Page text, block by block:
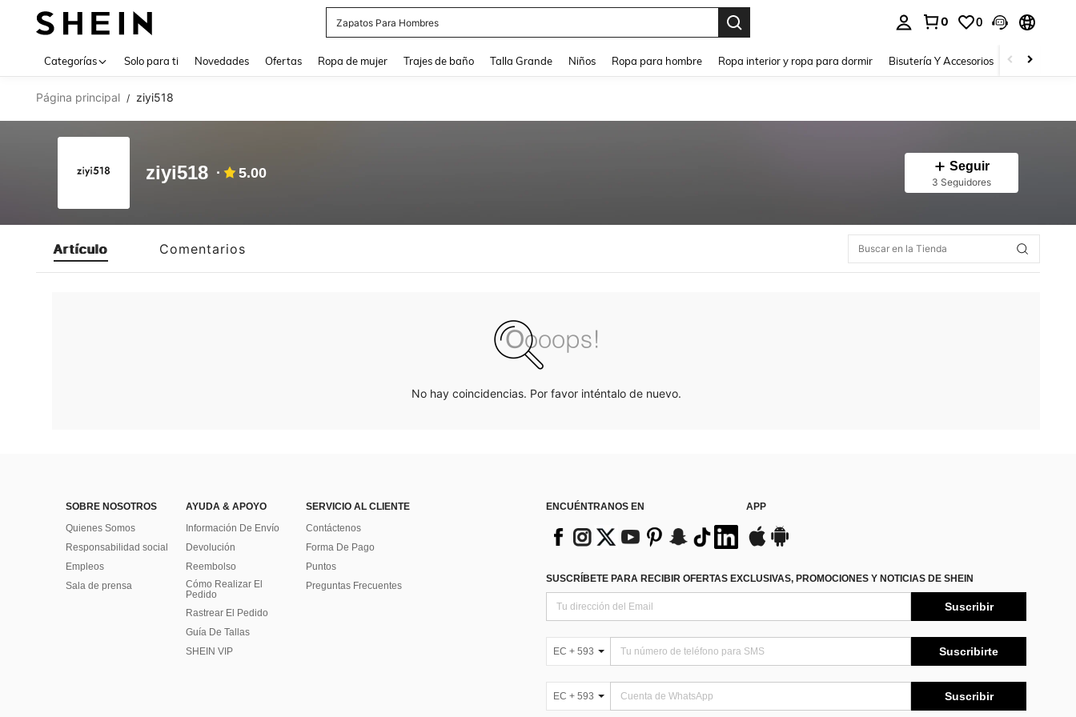
Zapatos Para Hombres
0 0
Categorías Solo para ti Novedades Ofertas Ropa de mujer Trajes de baño Talla Grande Niños Ropa para hombre Ropa interior y ropa para dormir Bisutería Y Accesorios Zapatos
Página principal / ziyi518
ziyi518 5.00 Seguir
3 Seguidores
Artículo Comentarios
No hay coincidencias. Por favor inténtalo de nuevo.
SOBRE NOSOTROS
Quienes Somos
Responsabilidad social
Empleos
Sala de prensa
AYUDA & APOYO
Información De Envío
Devolución
Reembolso
Cómo Realizar El
Pedido
Rastrear El Pedido
Guía De Tallas
SHEIN VIP
SERVICIO AL CLIENTE
Contáctenos
Forma De Pago
Puntos
Preguntas Frecuentes
ENCUÉNTRANOS EN APP
SUSCRÍBETE PARA RECIBIR OFERTAS EXCLUSIVAS, PROMOCIONES Y NOTICIAS DE SHEIN
Suscribir
EC + 593 Suscribirte
EC + 593 Suscribir